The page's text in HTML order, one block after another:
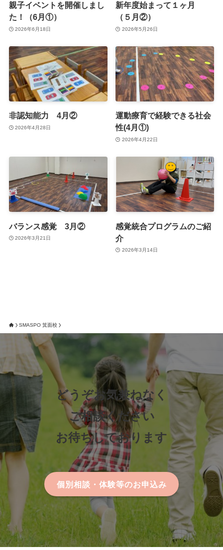
親子イベントを開催しまし
た！（6月①）
2026年6月18日
新年度始まって１ヶ月
（５月②）
2026年5月26日
非認知能力 4月②
2026年4月28日
運動療育で経験できる社会
性(4月①)
2026年4月22日
バランス感覚 3月②
2026年3月21日
感覚統合プログラムのご紹
介
2026年3月14日
SMASPO 箕面校
どうぞお気兼ねなく
ご相談ください
お待ちしております
個別相談・体験等のお申込み